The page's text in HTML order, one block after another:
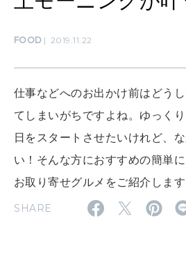
CULTURE
いい人生って？
特集
2026年9月号「北海道 おいしく遊
FOOD 2019.11.22
仕事などへのお出かけ前はどう
てしまいがちですよね。ゆっく
日をスタートさせたいけれど、
い！そんな方におすすめの簡単
お取り寄せグルメをご紹介します
SHARE